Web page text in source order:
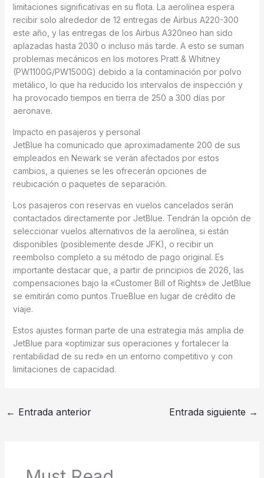
limitaciones significativas en su flota. La aerolínea espera
recibir solo alrededor de 12 entregas de Airbus A220-300
este año, y las entregas de los Airbus A320neo han sido
aplazadas hasta 2030 o incluso más tarde. A esto se suman
problemas mecánicos en los motores Pratt & Whitney
(PW1100G/PW1500G) debido a la contaminación por polvo
metálico, lo que ha reducido los intervalos de inspección y
ha provocado tiempos en tierra de 250 a 300 días por
aeronave.
Impacto en pasajeros y personal
JetBlue ha comunicado que aproximadamente 200 de sus
empleados en Newark se verán afectados por estos
cambios, a quienes se les ofrecerán opciones de
reubicación o paquetes de separación.
Los pasajeros con reservas en vuelos cancelados serán
contactados directamente por JetBlue. Tendrán la opción de
seleccionar vuelos alternativos de la aerolínea, si están
disponibles (posiblemente desde JFK), o recibir un
reembolso completo a su método de pago original. Es
importante destacar que, a partir de principios de 2026, las
compensaciones bajo la «Customer Bill of Rights» de JetBlue
se emitirán como puntos TrueBlue en lugar de crédito de
viaje.
Estos ajustes forman parte de una estrategia más amplia de
JetBlue para «optimizar sus operaciones y fortalecer la
rentabilidad de su red» en un entorno competitivo y con
limitaciones de capacidad.
← Entrada anterior Entrada siguiente →